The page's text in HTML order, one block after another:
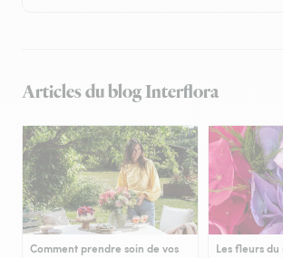
Articles du blog Interflora
Comment prendre soin de vos
Les fleurs du